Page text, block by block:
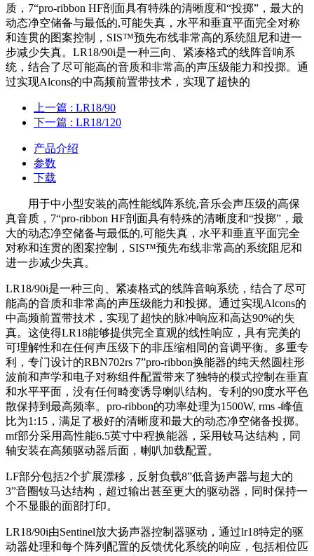
质，7“pro-ribbon HF剖面具有特殊的清晰度和“投掷”，最大的
动态净空储备与最低的,可能失真，水平和垂直平面完全对称
和连贯的图案控制，SIS™预先布线非常高的系统阻尼和进一
步减少失真。LR18/90i是一种三向、紧凑格式的线阵音响系
统，结合了尽可能高的音质和非常高的声压级能力和投掷。通
过实现Alcons的中高频前置带技术，实现了超快的
上一篇 : LR18/90
下一篇 : LR18/120
产品介绍
参数
下载
用于中小型安装的高性能线阵系统,音乐会声压级的高保
真音质，7“pro-ribbon HF剖面具有特殊的清晰度和“投掷”，最
大的动态净空储备与最低的,可能失真，水平和垂直平面完全
对称和连贯的图案控制，SIS™预先布线非常高的系统阻尼和
进一步减少失真。
LR18/90i是一种三向、紧凑格式的线阵音响系统，结合了尽可
能高的音质和非常高的声压级能力和投掷。通过实现Alcons的
中高频前置带技术，实现了超快的脉冲响应和高达90%的失
真。这使得LR18能够提供完全直观的线性响应，具有完美的
可理解性和在任何声压级下的非压缩相同的音调平衡。多重专
利，专门设计的RBN702rs 7”pro-ribbon换能器的纯天然圆柱形
波前和声学和电子对称组件配置带来了独特的模式控制在垂直
和水平平面，没有任何畸变诱导喇叭结构。专利的90度水平色
散保持到最高频率。pro-ribbon的功率处理为1500W, rms -峰值
比为1:15，满足了极好的清晰度和最大的动态净空储备投掷。
mf部分采用高性能6.5英寸中程换能器，采用钕马达结构，同
轴安装在高频驱动器后面，喇叭加载配置。
LF部分包括2个扩展漂移，反射负载8”低音扬声器与超大的
3”音圈钕马达结构，超过输出甚至更大的驱动器，同时保持一
个不显眼的面部打印。
LR18/90i由Sentinel放大扬声器控制器驱动，通过lr18特定的驱
动器处理和每个阵列配置的反馈优化系统的响应，包括相位匹